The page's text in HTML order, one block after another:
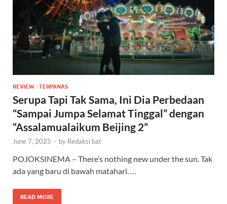
REVIEW / TERPANAS
Serupa Tapi Tak Sama, Ini Dia Perbedaan
“Sampai Jumpa Selamat Tinggal” dengan
“Assalamualaikum Beijing 2”
June 7, 2025 - by Redaksi bat
POJOKSINEMA – There’s nothing new under the sun. Tak
ada yang baru di bawah matahari. …
READ MORE